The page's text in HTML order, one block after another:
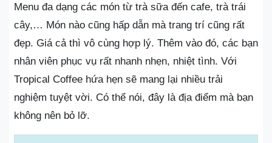
Menu đa dạng các món từ trà sữa đến cafe, trà trái
cây,… Món nào cũng hấp dẫn mà trang trí cũng rất
đẹp. Giá cả thì vô cùng hợp lý. Thêm vào đó, các bạn
nhân viên phục vụ rất nhanh nhẹn, nhiệt tình. Với
Tropical Coffee hứa hẹn sẽ mang lại nhiều trải
nghiệm tuyệt vời. Có thể nói, đây là địa điểm mà bạn
không nên bỏ lỡ.